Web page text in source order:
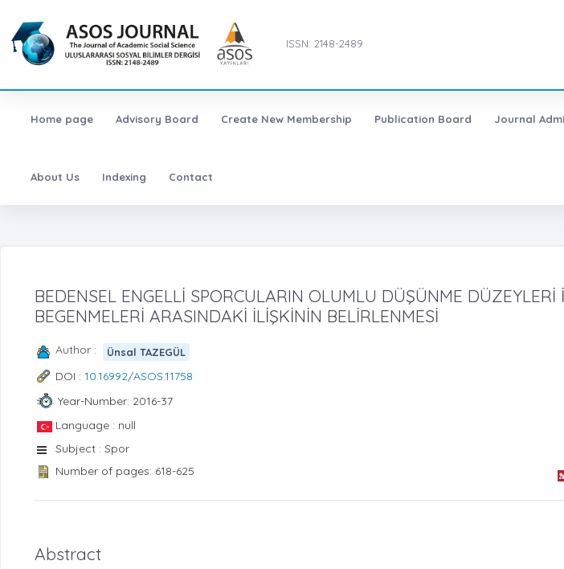
ISSN: 2148-2489
Home page Advisory Board Create New Membership Publication Board Journal
About Us Indexing Contact
BEDENSEL ENGELLİ SPORCULARIN OLUMLU DÜŞÜNME DÜZEYLERİ
BEGENMELERİ ARASINDAKİ İLİŞKİNİN BELİRLENMESİ
Author : Ünsal TAZEGÜL
DOI : 10.16992/ASOS.11758
Year-Number: 2016-37
Language : null
Subject : Spor
Number of pages: 618-625
Abstract